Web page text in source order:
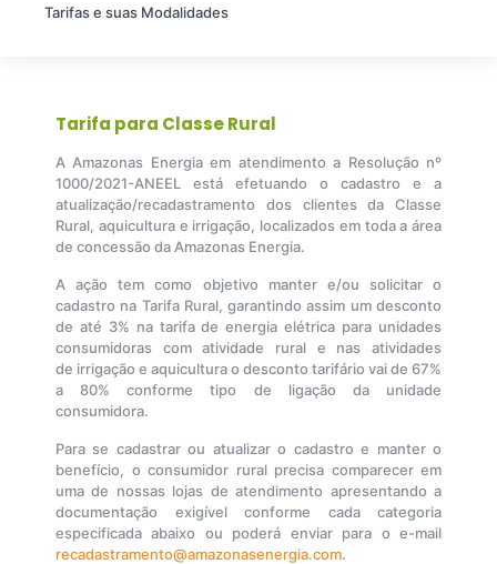
Tarifas e suas Modalidades
Tarifa para Classe Rural
A Amazonas Energia em atendimento a Resolução nº
1000/2021-ANEEL está efetuando o cadastro e a
atualização/recadastramento dos clientes da Classe
Rural, aquicultura e irrigação, localizados em toda a área
de concessão da Amazonas Energia.
A ação tem como objetivo manter e/ou solicitar o
cadastro na Tarifa Rural, garantindo assim um desconto
de até 3% na tarifa de energia elétrica para unidades
consumidoras com atividade rural e nas atividades
de irrigação e aquicultura o desconto tarifário vai de 67%
a 80% conforme tipo de ligação da unidade
consumidora.
Para se cadastrar ou atualizar o cadastro e manter o
benefício, o consumidor rural precisa comparecer em
uma de nossas lojas de atendimento apresentando a
documentação exigível conforme cada categoria
especificada abaixo ou poderá enviar para o e-mail
recadastramento@amazonasenergia.com.